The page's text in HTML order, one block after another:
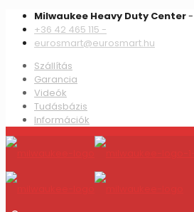
Milwaukee Heavy Duty Center-
+36 42 465 115 -
eurosmart@eurosmart.hu
Szállítás
Garancia
Videók
Tudásbázis
Információk